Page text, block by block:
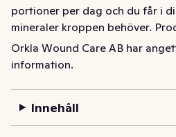
portioner per dag och du får i
mineraler kroppen behöver.
upp till 8 veckor och kan
produkter från Nutrilett.
Orkla Wound Care AB har
information.
Innehåll